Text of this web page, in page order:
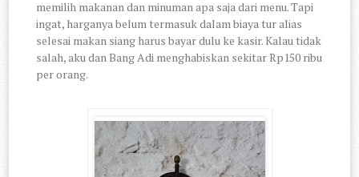
memilih makanan dan minuman apa saja dari menu. Tapi
ingat, harganya belum termasuk dalam biaya tur alias
selesai makan siang harus bayar dulu ke kasir. Kalau tidak
salah, aku dan Bang Adi menghabiskan sekitar Rp150 ribu
per orang.